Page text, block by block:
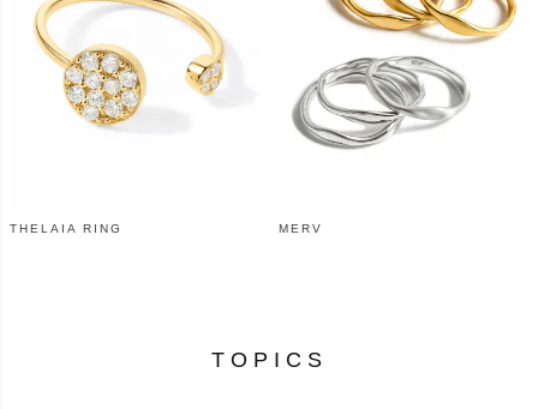
THELAIA RING MERV
TOPICS